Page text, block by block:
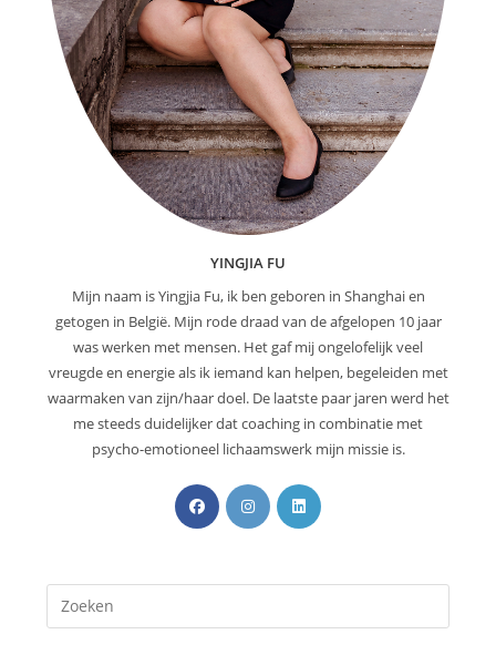
YINGJIA FU
Mijn naam is Yingjia Fu, ik ben geboren in Shanghai en
getogen in België. Mijn rode draad van de afgelopen 10 jaar
was werken met mensen. Het gaf mij ongelofelijk veel
vreugde en energie als ik iemand kan helpen, begeleiden met
waarmaken van zijn/haar doel. De laatste paar jaren werd het
me steeds duidelijker dat coaching in combinatie met
psycho-emotioneel lichaamswerk mijn missie is.